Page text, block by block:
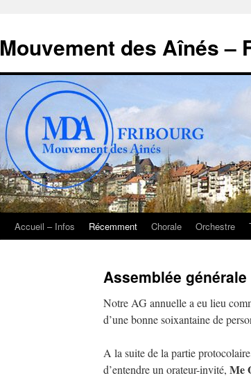
contenu
Mouvement des Aînés –
Accueil – Infos Récemment Chorale Orchestre
Assemblée
Notre AG annuelle a eu lieu
d’une bonne soixantaine de
A la suite de la partie
d’entendre un orateur-invité, Me